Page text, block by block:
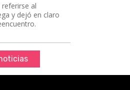
al
y dejó en claro